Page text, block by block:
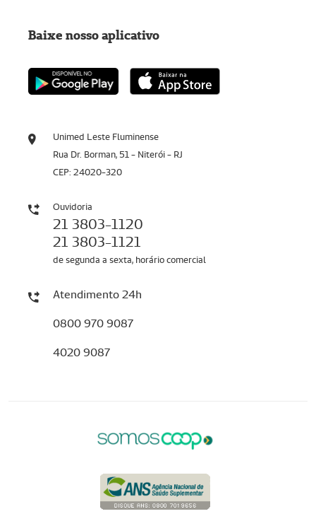
Unimed Leste Fluminense
Rua Dr. Borman, 51 - Niterói - RJ
CEP: 24020-320
Ouvidoria
21 3803-1120
21 3803-1121
de segunda a sexta, horário comercial
Atendimento 24h
0800 970 9087
4020 9087
Baixe nosso aplicativo